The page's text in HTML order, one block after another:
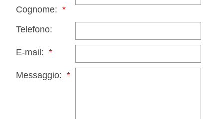
Cognome:
Telefono:
E-mail:
Messaggio: